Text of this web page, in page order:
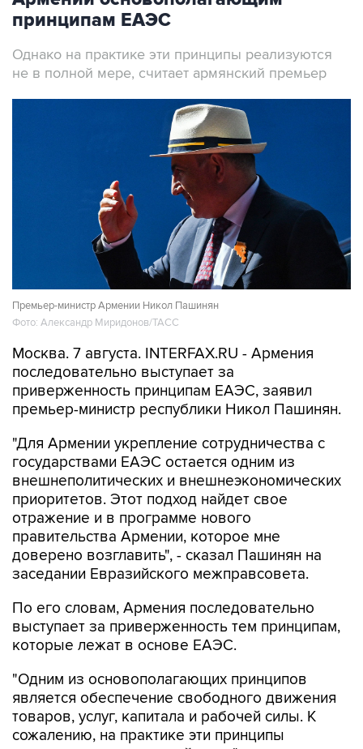
Однако на практике эти принципы реализуются
Премьер-министр Армении Никол Пашинян
Фото: Александр Миридонов/ТАСС
Москва. 7 августа. INTERFAX.RU - Армения
приверженность принципам ЕАЭС, заявил
премьер-министр республики Никол Пашинян.
"Для Армении укрепление сотрудничества с
внешнеполитических и внешнеэкономических
приоритетов. Этот подход найдет свое
отражение и в программе нового
правительства Армении, которое мне
доверено возглавить", - сказал Пашинян на
заседании Евразийского межправсовета.
По его словам, Армения последовательно
которые лежат в основе ЕАЭС.
"Одним из основополагающих принципов
товаров, услуг, капитала и рабочей силы. К
сожалению, на практике эти принципы
реализуются не в полной мере", - сказал
Пашинян.